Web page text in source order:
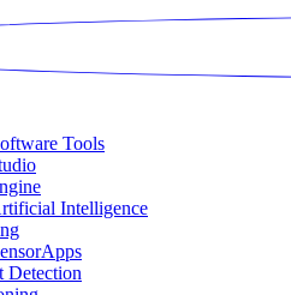
Tools
Intelligence
Detection